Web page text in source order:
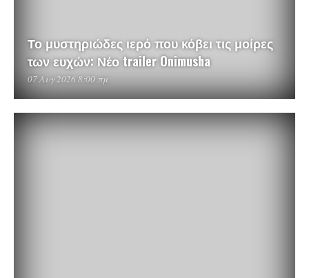
Το μυστηριώδες ιερό που κόβει τις μοίρες
των ευχών: Νέο trailer Onimusha
07 Αυγ 2026 8:00 πμ